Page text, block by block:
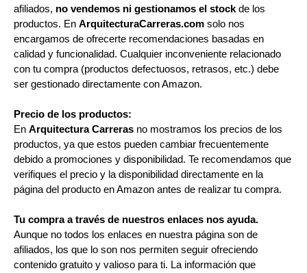
afiliados, no vendemos ni gestionamos el stock de los
productos. En ArquitecturaCarreras.com solo nos
encargamos de ofrecerte recomendaciones basadas en
calidad y funcionalidad. Cualquier inconveniente relacionado
con tu compra (productos defectuosos, retrasos, etc.) debe
ser gestionado directamente con Amazon.
Precio de los productos:
En Arquitectura Carreras no mostramos los precios de los
productos, ya que estos pueden cambiar frecuentemente
debido a promociones y disponibilidad. Te recomendamos que
verifiques el precio y la disponibilidad directamente en la
página del producto en Amazon antes de realizar tu compra.
Tu compra a través de nuestros enlaces nos ayuda.
Aunque no todos los enlaces en nuestra página son de
afiliados, los que lo son nos permiten seguir ofreciendo
contenido gratuito y valioso para ti. La información que